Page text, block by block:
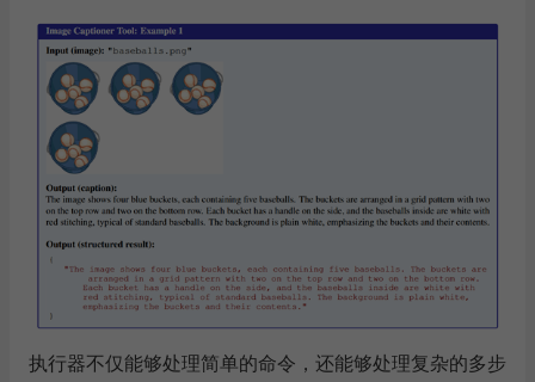
执行器不仅能够处理简单的命令，还能够处理复杂的多步